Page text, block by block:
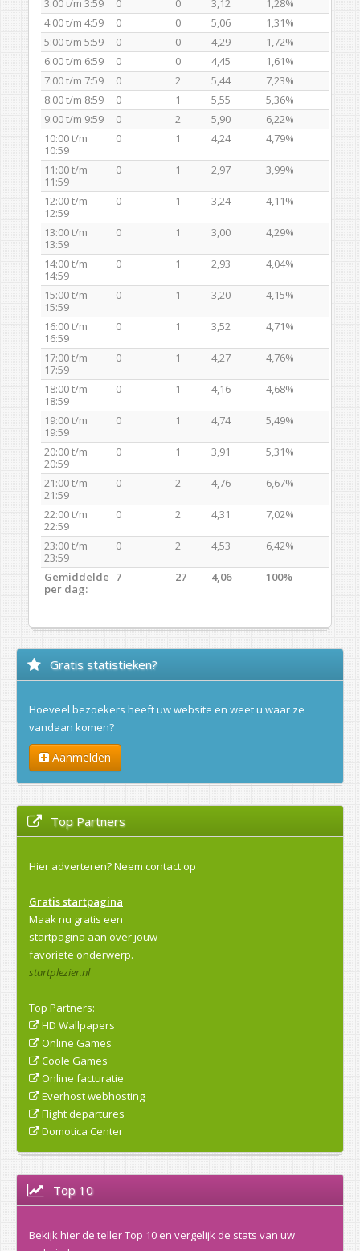
4:00 t/m 4:59
0 0 5,06
1,31%
5:00 t/m 5:59
0 0 4,29
1,72%
6:00 t/m 6:59
0 0 4,45
1,61%
7:00 t/m 7:59
0 2 5,44
7,23%
8:00 t/m 8:59
0 1 5,55
5,36%
9:00 t/m 9:59
0 2 5,90
6,22%
10:00 t/m
10:59
0 1 4,24 4,79%
11:00 t/m
11:59
0 1 2,97 3,99%
12:00 t/m
12:59
0 1 3,24 4,11%
13:00 t/m
13:59
0 1 3,00 4,29%
14:00 t/m
14:59
0 1 2,93 4,04%
15:00 t/m
15:59
0 1 3,20 4,15%
16:00 t/m
16:59
0 1 3,52 4,71%
17:00 t/m
17:59
0 1 4,27 4,76%
18:00 t/m
18:59
0 1 4,16 4,68%
19:00 t/m
19:59
0 1 4,74 5,49%
20:00 t/m
20:59
0 1 3,91 5,31%
21:00 t/m
21:59
0 2 4,76 6,67%
22:00 t/m
22:59
0 2 4,31 7,02%
23:00 t/m
23:59
0 2 4,53 6,42%
Gemiddelde
per dag:
7 27 4,06 100%
Gratis statistieken?
Hoeveel bezoekers heeft uw website en weet u waar ze
vandaan komen?
Aanmelden
Top Partners
Hier adverteren?Neem contact op
Gratis startpagina
Maak nu gratis een
startpagina aan over jouw
favoriete onderwerp.
startplezier.nl
Top Partners:
HD Wallpapers
Online Games
Coole Games
Online facturatie
Everhost webhosting
Flight departures
Domotica Center
Top 10
Bekijk hier de teller Top 10 en vergelijk de stats van uw